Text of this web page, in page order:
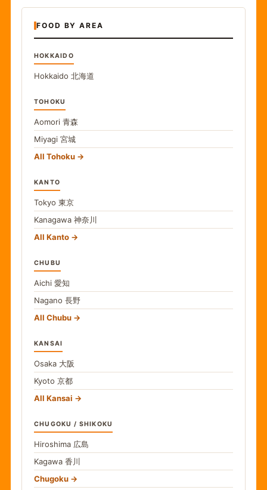
FOOD BY AREA
HOKKAIDO
Hokkaido 北海道
TOHOKU
Aomori 青森
Miyagi 宮城
All Tohoku
KANTO
Tokyo 東京
Kanagawa 神奈川
All Kanto
CHUBU
Aichi 愛知
Nagano 長野
All Chubu
KANSAI
Osaka 大阪
Kyoto 京都
All Kansai
CHUGOKU / SHIKOKU
Hiroshima 広島
Kagawa 香川
Chugoku